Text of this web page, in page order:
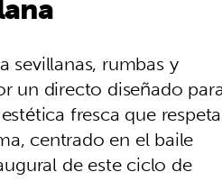
rumbas y
un directo diseñado
fresca que respeta
centrado en el baile
de este ciclo de